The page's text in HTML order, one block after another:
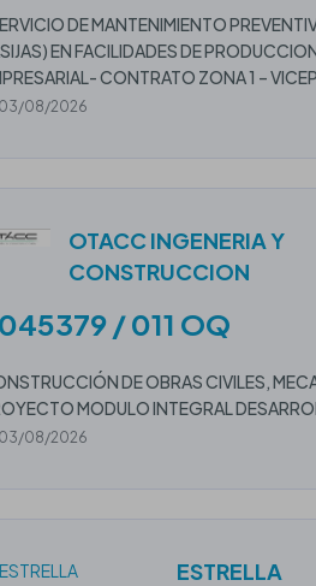
DE MANTENIMIENTO
EN FACILIDADES DE
CONTRATO ZONA 1 –
03/08/2026
OTACC INGENERIA Y
CONSTRUCCION
/ 011 OQ
DE OBRAS CIVILES,
MODULO INTEGRAL
03/08/2026
ESTRELLA